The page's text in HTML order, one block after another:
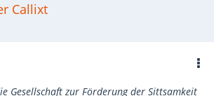
Callixt
Gesellschaft zur Förderung der Sittsamkeit